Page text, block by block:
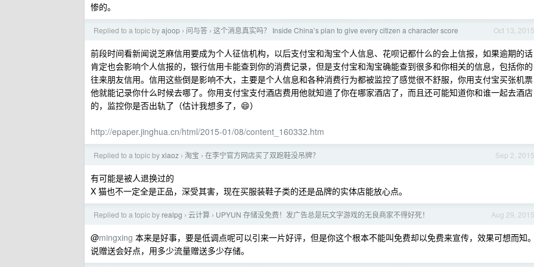
惨的。
Oct 13, 2015
Replied to a topic byajoop › 问与答 › 这个消息真实吗？ Inside China’s plan to give every citizen a character score
前段时间看新闻说芝麻信用要成为个人征信机构，以后支付宝和淘宝个人信息、花呗记都什么的会上信报，如果逾期的话
肯定也会影响个人信报的，银行信用卡能查到你的消费记录，但是支付宝和淘宝确能查到很多和你相关的信息，包括你的
往来朋友信用。信用这些倒是影响不大，主要是个人信息和各种消费行为都被监控了感觉很不舒服，你用支付宝买张机票
他就能记录你什么时候去哪了。你用支付宝支付酒店费用他就知道了你在哪家酒店了，而且还可能知道你和谁一起去酒店
的，监控你是否出轨了（估计我想多了，😄）
http://epaper.jinghua.cn/html/2015-01/08/content_160332.htm
Sep 2, 2015
Replied to a topic byxiaoz › 淘宝 › 在李宁官方网店买了双跑鞋没吊牌？
有可能是被人退换过的
X 猫也不一定全是正品，深受其害，现在买服装鞋子类的还是品牌的实体店能放心点。
Aug 29, 2015
Replied to a topic by realpg › 云计算 › UPYUN 存储没免费！发广告总是玩文字游戏的无良商家不得好死！
@mingxing 本来是好事，要是低调点呢可以引来一片好评，但是你这个根本不能叫免费却以免费来宣传，效果可想而知。
说赠送会好点，用多少流量赠送多少存储。